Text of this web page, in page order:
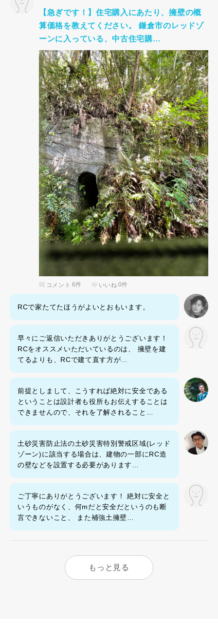
【急ぎです！】住宅購入にあたり、擁壁の概
算価格を教えてください。 鎌倉市のレッドゾ
ーンに入っている、中古住宅購…
コメント 6件 いいね 0件
RCで家たてたほうがよいとおもいます。
早々にご返信いただきありがとうございます！
RCをオススメいただいているのは、 擁壁を建
てるよりも、RCで建て直す方が…
前提としまして、こうすれば絶対に安全である
ということは設計者も役所もお伝えすることは
できませんので、それを了解されること…
土砂災害防止法の土砂災害特別警戒区域(レッド
ゾーン)に該当する場合は、建物の一部にRC造
の壁などを設置する必要があります…
ご丁寧にありがとうございます！ 絶対に安全と
いうものがなく、何mだと安全だというのも断
言できないこと、 また補強土擁壁…
もっと見る